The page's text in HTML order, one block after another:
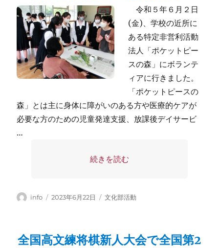
令和５年６月２日
(金)、学校の近所に
ある特定非営利活動
法人「ポケットピー
スの森」にボランテ
ィアに行きました。
「ポケットピースの
森」とは主に身体に障がいのある方や医療的ケアが
必要な方のための児童発達支援、放課後デイサービ
…
“ポケットピースの森の皆さんとお
続きを読む
投
info
投
2023年6月22日
カ
ー
文化部活動
全国高文練将棋新人大会で全国第2